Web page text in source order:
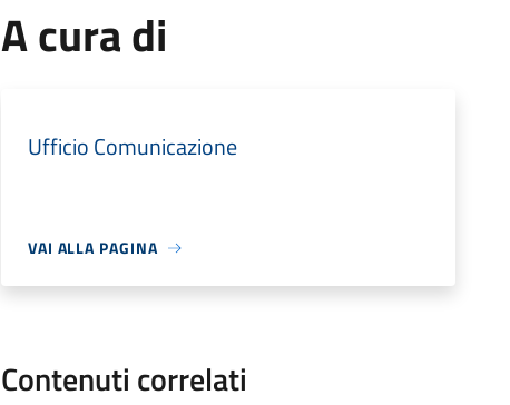
A cura di
Ufficio Comunicazione
VAI ALLA PAGINA
Contenuti correlati